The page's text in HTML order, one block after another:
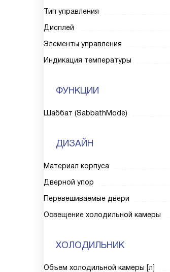
Тип управления
Дисплей
Элементы управления
Индикация температуры
ФУНКЦИИ
Шаббат (SabbathMode)
ДИЗАЙН
Материал корпуса
Дверной упор
Перевешиваемые двери
Освещение холодильной камеры
ХОЛОДИЛЬНИК
Объем холодильной камеры [л]